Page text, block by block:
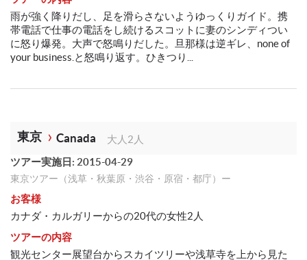
雨が強く降りだし、足を滑らさないようゆっくりガイド。携
帯電話で仕事の電話をし続けるスコットに妻のシンディつい
に怒り爆発。大声で怒鳴りだした。旦那様は逆ギレ、none of
your business.と怒鳴り返す。ひきつり...
東京 Canada
大人2人
ツアー実施日: 2015-04-29
東京ツアー（浅草・秋葉原・渋谷・原宿・都庁）ー
お客様
カナダ・カルガリーからの20代の女性2人
ツアーの内容
観光センター展望台からスカイツリーや浅草寺を上から見た